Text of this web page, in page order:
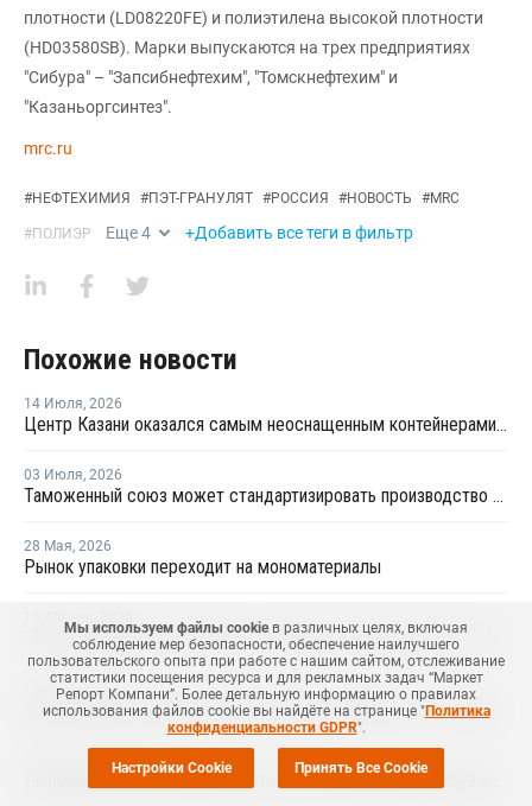
плотности (LD08220FE) и полиэтилена высокой плотности
(HD03580SB). Марки выпускаются на трех предприятиях
"Сибура" – "Запсибнефтехим", "Томскнефтехим" и
"Казаньоргсинтез".
mrc.ru
#НЕФТЕХИМИЯ #ПЭТ-ГРАНУЛЯТ #РОССИЯ #НОВОСТЬ #MRC
#ПОЛИЭР Еще4 +Добавить все теги в фильтр
Похожие новости
14 Июля, 2026
Центр Казани оказался самым неоснащенным контейнерами раздельного сбора отходов
03 Июля, 2026
Таможенный союз может стандартизировать производство ПЭТ-тары по примеру России
28 Мая, 2026
Рынок упаковки переходит на мономатериалы
14 Апреля,2026
2026
Мы используем файлы cookieв различных целях, включая
соблюдение мер безопасности, обеспечение наилучшего
пользовательского опыта при работе с нашим сайтом, отслеживание
статистики посещения ресурса и для рекламных задач “Маркет
Репорт Компани”. Более детальную информацию о правилах
использования файлов cookie вы найдёте на странице "Политика
конфиденциальности GDPR".
Настройки Cookie Принять Все Cookie